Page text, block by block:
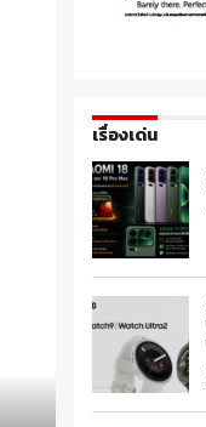
เรื่องเด่น